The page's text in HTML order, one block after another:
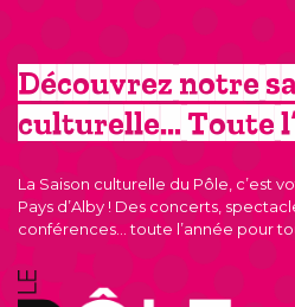
Découvrez notre
culturelle… Toute
La Saison culturelle du Pôle, c’est
Pays d’Alby ! Des concerts,
conférences… toute l’année pour